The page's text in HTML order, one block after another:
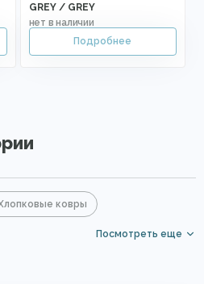
GREY / GREY
ковры
Посмотреть еще